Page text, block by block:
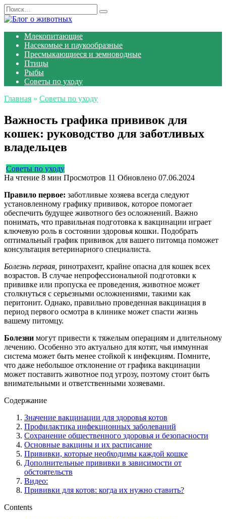
Перейти
к
Search
for:
Млекопитающие
Насекомые и паукообразные
Пресмыкающиеся и земноводные
Птицы
Рыбы
Советы по уходу
Главная » Советы по уходу
Важность графика прививок для
кошек: руководство для заботливых
владельцев
Советы по уходу
На чтение 8 мин Просмотров 11 Обновлено 07.06.2024
Правило первое: заботливые хозяева всегда следуют
установленному графику прививок, которое помогает
обеспечить будущее животного без осложнений. Важно
понимать, что правильная подготовка к вакцинации играет
ключевую роль в состоянии здоровья кошки. Подобрать
оптимальный график прививок для вашего питомца поможет
консультация ветеринарного специалиста.
Болезнь первая, ринотрахеит, крайне опасна для кошек всех
возрастов. В случае непрофессиональной подготовки к
прививке или пропуска ее проведения, животное может
столкнуться с серьезными осложнениями, такими как
перитонит. Однако, правильно проведенная вакцинация в
период первого осмотра в клинике может спасти жизнь
вашему питомцу.
Болезни могут привести к тяжелым операциям и длительному
лечению. Особенно это актуально для котят, чья иммунная
система может быть менее стойкой к инфекциям. Помните,
что даже небольшое отклонение от графика вакцинации
может поставить животное под угрозу, поэтому стоит быть
внимательными и ответственными хозяевами.
Содержание
Значение вакцинации для здоровья котов
Профилактика инфекционных заболеваний
Сохранение общественного здоровья и безопасности
Основные вакцины и их расписание
Прививки, которые необходимы каждой кошке
Дополнительные прививки в зависимости от
обстоятельств
Видео:
Прививки для котов: когда их нужно ставить?
Contents